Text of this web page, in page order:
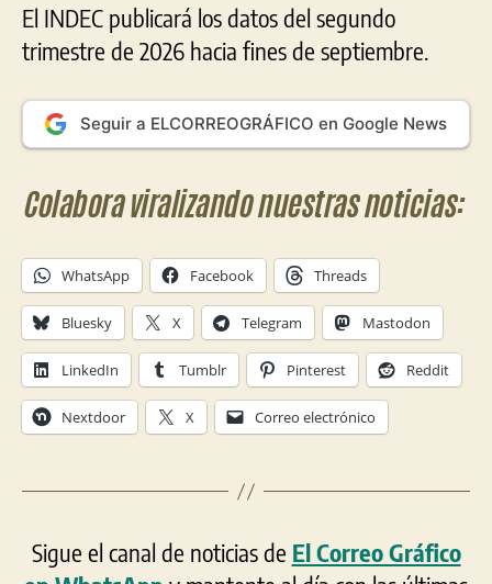
El INDEC publicará los datos del segundo
trimestre de 2026 hacia fines de septiembre.
Seguir a ELCORREOGRÁFICO en Google News
Colabora viralizando nuestras noticias:
WhatsApp Facebook Threads
Bluesky X Telegram Mastodon
LinkedIn Tumblr Pinterest Reddit
Nextdoor X Correo electrónico
Sigue el canal de noticias de El Correo Gráfico